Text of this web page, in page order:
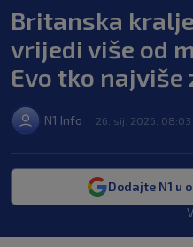
Britanska
vrijedi više od
Evo tko najviše
N1 Info 26. sij. 2026. 08:03
Dodajte N1 u